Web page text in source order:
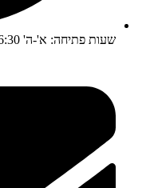
שעות פתיחה: א'-ה' 8:00-16:30